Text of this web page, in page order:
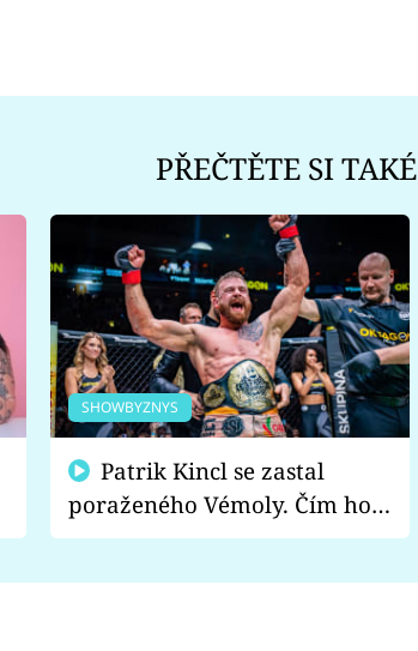
PŘEČTĚTE SI TAKÉ
SHOWBYZNYS
poraženého Vémoly. Čím ho
fanoušci naštvali?